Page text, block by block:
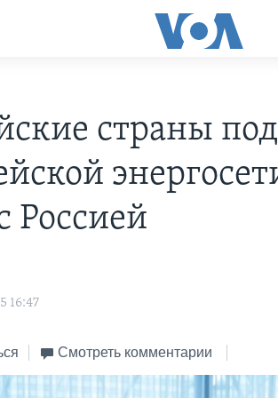
страны
Россией
16:47
Смотреть комментарии